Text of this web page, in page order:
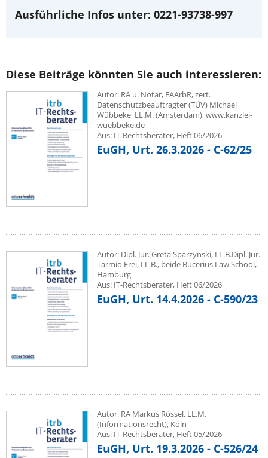
Ausführliche Infos unter: 0221-93738-997
Diese Beiträge könnten Sie auch interessieren:
Autor: RA u. Notar, FAArbR, zert.
Datenschutzbeauftragter (TÜV) Michael
Wübbeke, LL.M. (Amsterdam), www.kanzlei-
wuebbeke.de
Aus: IT-Rechtsberater, Heft 06/2026
EuGH, Urt. 26.3.2026 - C-62/25
Autor: Dipl. Jur. Greta Sparzynski, LL.B.Dipl. Jur.
Tarmio Frei, LL.B., beide Bucerius Law School,
Hamburg
Aus: IT-Rechtsberater, Heft 06/2026
EuGH, Urt. 14.4.2026 - C-590/23
Autor: RA Markus Rössel, LL.M.
(Informationsrecht), Köln
Aus: IT-Rechtsberater, Heft 05/2026
EuGH, Urt. 19.3.2026 - C-526/24